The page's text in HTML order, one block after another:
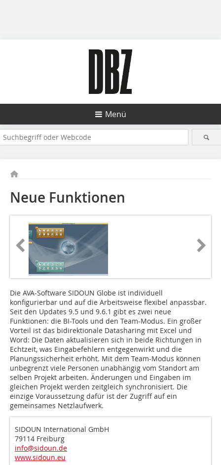
Menü
Neue Funktionen
Die AVA-Software SIDOUN Globe ist individuell
konfigurierbar und auf die Arbeitsweise flexibel anpassbar.
Seit den Updates 9.5 und 9.6.1 gibt es zwei neue
Funktionen: die BI-Tools und den Team-Modus. Ein großer
Vorteil ist das bidirektionale Datasharing mit Excel und
Word: Die Daten aktualisieren sich in beide Richtungen in
Echtzeit, was Eingabefehlern entgegenwirkt und die
Planungssicherheit erhöht. Mit dem Team-Modus können
unbegrenzt viele Personen unabhängig vom Standort am
selben Projekt arbeiten. Änderungen und Eingaben im
gleichen Projekt werden zeitgleich synchronisiert. Die
einzige Voraussetzung dafür ist der Zugriff auf ein
gemeinsames Netzlaufwerk.
SIDOUN International GmbH
79114 Freiburg
info@sidoun.de
www.sidoun.eu